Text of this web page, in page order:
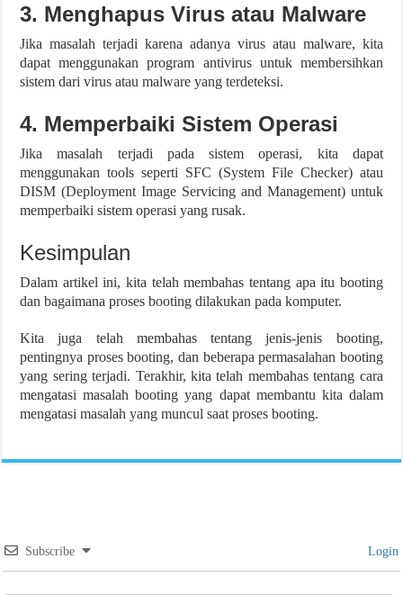
3. Menghapus Virus atau Malware
Jika masalah terjadi karena adanya virus atau malware, kita
dapat menggunakan program antivirus untuk membersihkan
sistem dari virus atau malware yang terdeteksi.
4. Memperbaiki Sistem Operasi
Jika masalah terjadi pada sistem operasi, kita dapat
menggunakan tools seperti SFC (System File Checker) atau
DISM (Deployment Image Servicing and Management) untuk
memperbaiki sistem operasi yang rusak.
Kesimpulan
Dalam artikel ini, kita telah membahas tentang apa itu booting
dan bagaimana proses booting dilakukan pada komputer.
Kita juga telah membahas tentang jenis-jenis booting,
pentingnya proses booting, dan beberapa permasalahan booting
yang sering terjadi. Terakhir, kita telah membahas tentang cara
mengatasi masalah booting yang dapat membantu kita dalam
mengatasi masalah yang muncul saat proses booting.
Subscribe Login